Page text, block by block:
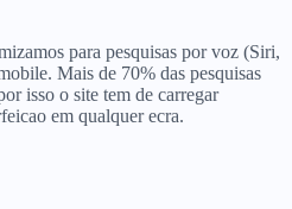
para pesquisas por voz (Siri,
Mais de 70% das pesquisas
isso o site tem de carregar
em qualquer ecra.